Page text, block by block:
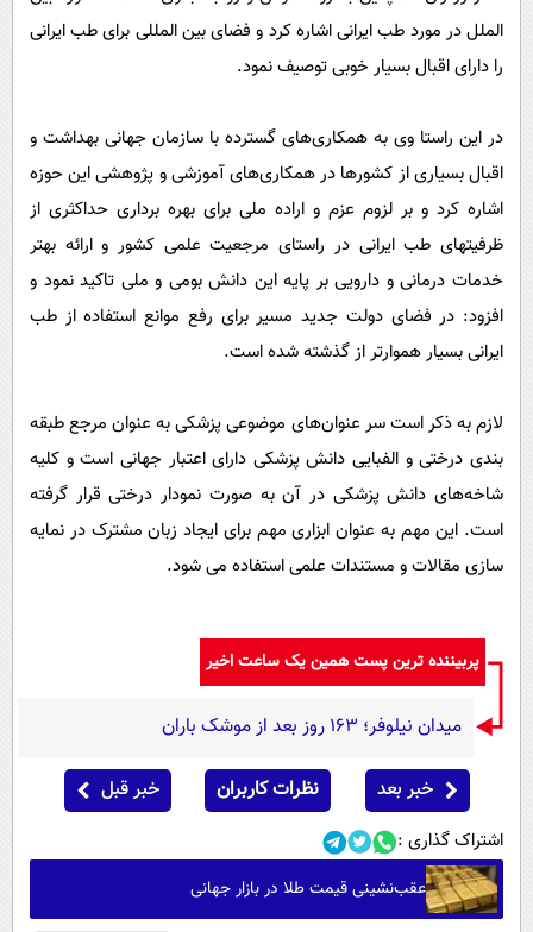
الملل در مورد طب ایرانی اشاره کرد و فضای بین المللی برای طب ایرانی
را دارای اقبال بسیار خوبی توصیف نمود.
در این راستا وی به همکاری‌های گسترده با سازمان جهانی بهداشت و
اقبال بسیاری از کشورها در همکاری‌های آموزشی و پژوهشی این حوزه
اشاره کرد و بر لزوم عزم و اراده ملی برای بهره برداری حداکثری از
ظرفیتهای طب ایرانی در راستای مرجعیت علمی کشور و ارائه بهتر
خدمات درمانی و دارویی بر پایه این دانش بومی و ملی تاکید نمود و
افزود: در فضای دولت جدید مسیر برای رفع موانع استفاده از طب
ایرانی بسیار هموارتر از گذشته شده است.
لازم به ذکر است سر عنوان‌های موضوعی پزشکی به عنوان مرجع طبقه
بندی درختی و الفبایی دانش پزشکی دارای اعتبار جهانی است و کلیه
شاخه‌های دانش پزشکی در آن به صورت نمودار درختی قرار گرفته
است. این مهم به عنوان ابزاری مهم برای ایجاد زبان مشترک در نمایه
سازی مقالات و مستندات علمی استفاده می شود.
پربیننده ترین پست همین یک ساعت اخیر
میدان نیلوفر؛ ۱۶۳ روز بعد از موشک باران
خبر بعد نظرات کاربران خبر قبل
اشتراک گذاری :
عقب‌نشینی قیمت طلا در بازار جهانی